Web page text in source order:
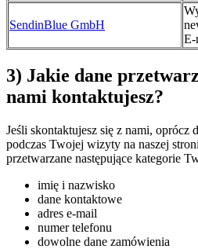
SendinBlue GmbH
E-
3) Jakie dane
nami kontaktujesz?
Jeśli skontaktujesz się z nami, oprócz
podczas Twojej wizyty na naszej
przetwarzane następujące kategorie
imię i nazwisko
dane kontaktowe
adres e-mail
numer telefonu
dowolne dane zamówienia